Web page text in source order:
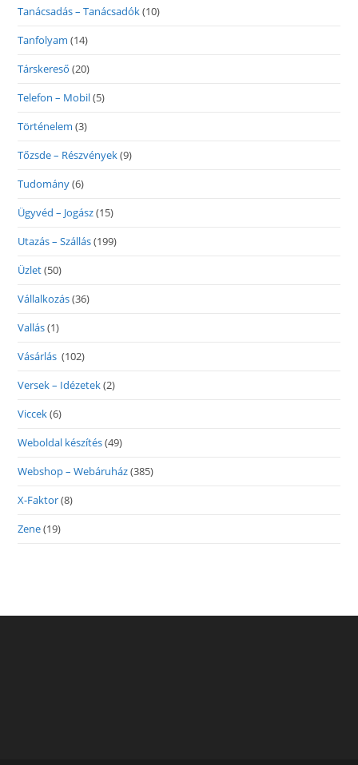
Tanácsadás – Tanácsadók(10)
Tanfolyam (14)
Társkereső (20)
Telefon – Mobil(5)
Történelem (3)
Tőzsde – Részvények(9)
Tudomány(6)
Ügyvéd – Jogász(15)
Utazás – Szállás(199)
Üzlet(50)
Vállalkozás(36)
Vallás(1)
Vásárlás (102)
Versek – Idézetek(2)
Viccek(6)
Weboldal készítés(49)
Webshop – Webáruház(385)
X-Faktor(8)
Zene(19)